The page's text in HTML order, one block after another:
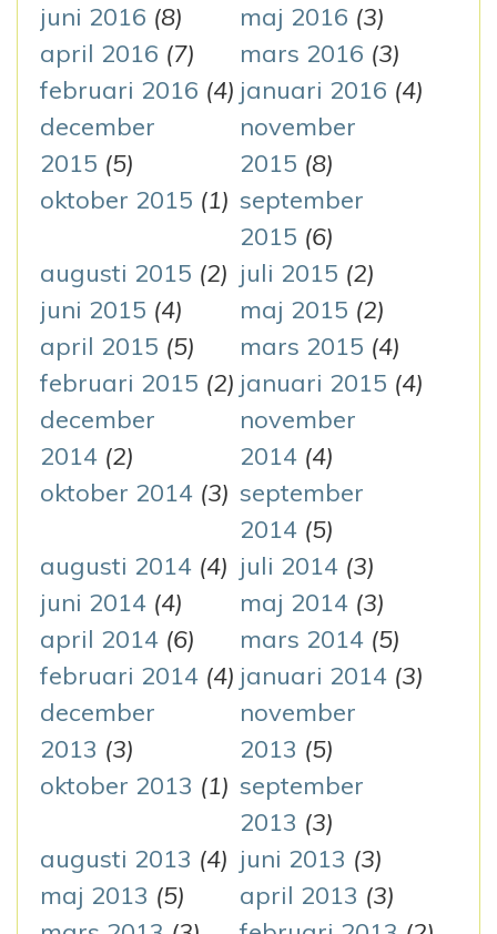
juni 2016 (8) maj 2016 (3)
april 2016 (7) mars 2016 (3)
februari 2016 (4) januari 2016 (4)
december
2015 (5)
november
2015 (8)
oktober 2015 (1) september
2015 (6)
augusti 2015 (2) juli 2015 (2)
juni 2015 (4) maj 2015 (2)
april 2015 (5) mars 2015 (4)
februari 2015 (2) januari 2015 (4)
december
2014 (2)
november
2014 (4)
oktober 2014 (3) september
2014 (5)
augusti 2014 (4) juli 2014 (3)
juni 2014 (4) maj 2014 (3)
april 2014 (6) mars 2014 (5)
februari 2014 (4) januari 2014 (3)
december
2013 (3)
november
2013 (5)
oktober 2013 (1) september
2013 (3)
augusti 2013 (4) juni 2013 (3)
maj 2013 (5) april 2013 (3)